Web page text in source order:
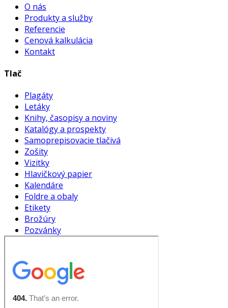
O nás
Produkty a služby
Referencie
Cenová kalkulácia
Kontakt
Tlač
Plagáty
Letáky
Knihy, časopisy a noviny
Katalógy a prospekty
Samoprepisovacie tlačivá
Zošity
Vizitky
Hlavičkový papier
Kalendáre
Foldre a obaly
Etikety
Brožúry
Pozvánky